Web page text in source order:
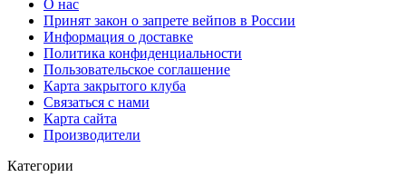
О нас
Принят закон о запрете вейпов в России
Информация о доставке
Политика конфиденциальности
Пользовательское соглашение
Карта закрытого клуба
Связаться с нами
Карта сайта
Производители
Категории